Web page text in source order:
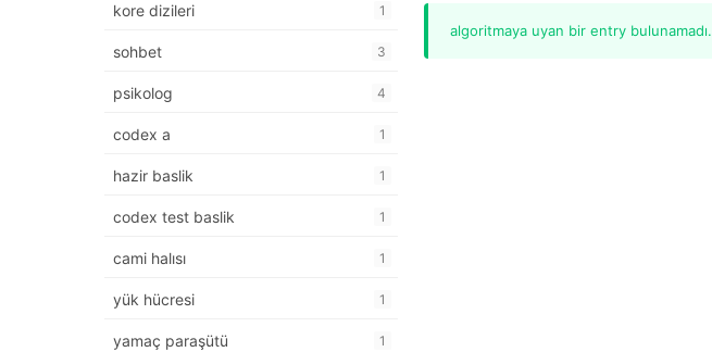
kore dizileri 1
sohbet 3
psikolog 4
codex a 1
hazir baslik 1
codex test baslik 1
cami halısı 1
yük hücresi 1
yamaç paraşütü 1
algoritmaya uyan bir entry bulunamadı.